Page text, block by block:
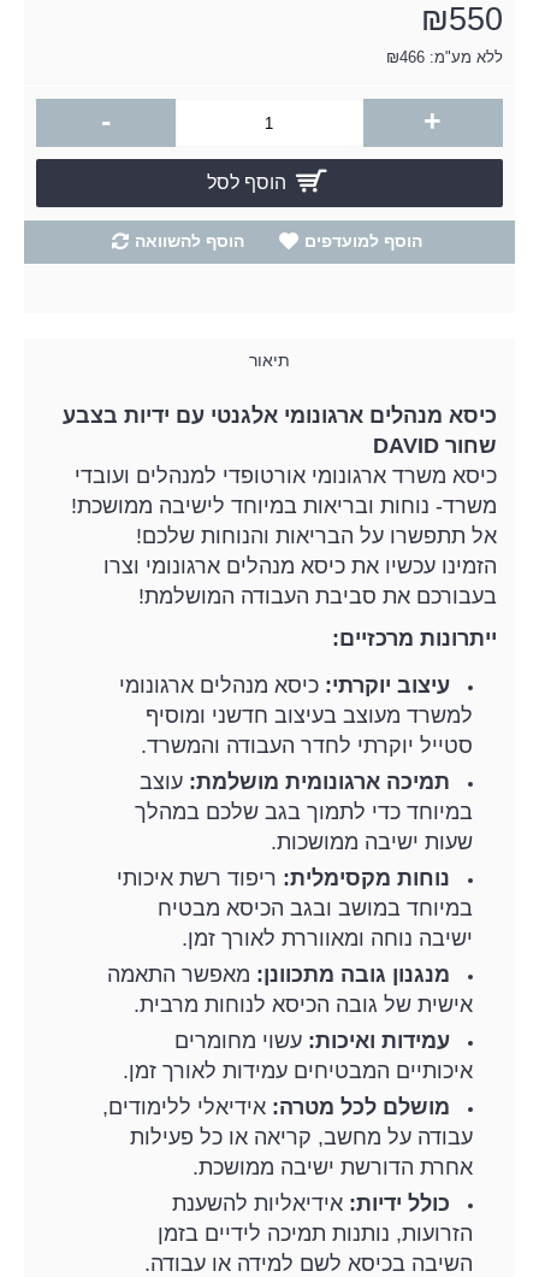
₪550
ללא מע"מ: ₪466
- +
הוסף לסל
הוסף למועדפים הוסף להשוואה
תיאור
כיסא מנהלים ארגונומי אלגנטי עם ידיות בצבע
שחור DAVID
כיסא משרד ארגונומי אורטופדי למנהלים ועובדי
משרד- נוחות ובריאות במיוחד לישיבה ממושכת!
אל תתפשרו על הבריאות והנוחות שלכם!
הזמינו עכשיו את כיסא מנהלים ארגונומי וצרו
בעבורכם את סביבת העבודה המושלמת!
ייתרונות מרכזיים:
עיצוב יוקרתי: כיסא מנהלים ארגונומי
למשרד מעוצב בעיצוב חדשני ומוסיף
סטייל יוקרתי לחדר העבודה והמשרד.
תמיכה ארגונומית מושלמת: עוצב
במיוחד כדי לתמוך בגב שלכם במהלך
שעות ישיבה ממושכות.
נוחות מקסימלית: ריפוד רשת איכותי
במיוחד במושב ובגב הכיסא מבטיח
ישיבה נוחה ומאווררת לאורך זמן.
מנגנון גובה מתכוונן: מאפשר התאמה
אישית של גובה הכיסא לנוחות מרבית.
עמידות ואיכות: עשוי מחומרים
איכותיים המבטיחים עמידות לאורך זמן.
מושלם לכל מטרה: אידיאלי ללימודים,
עבודה על מחשב, קריאה או כל פעילות
אחרת הדורשת ישיבה ממושכת.
כולל ידיות: אידיאליות להשענת
הזרועות, נותנות תמיכה לידיים בזמן
השיבה בכיסא לשם למידה או עבודה.